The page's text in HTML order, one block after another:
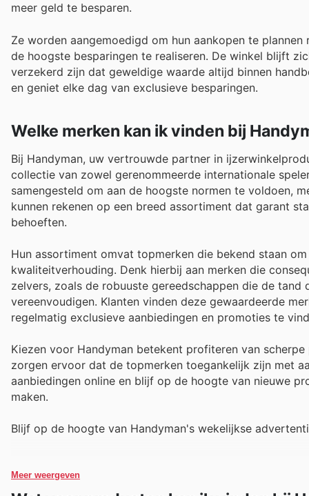
meer geld te besparen.
Ze worden aangemoedigd om hun aankopen te
de hoogste besparingen te realiseren. De winkel blijft
verzekerd zijn dat geweldige waarde altijd binnen
en geniet elke dag van exclusieve besparingen.
Welke merken kan ik vinden bij
Bij Handyman, uw vertrouwde partner in
collectie van zowel gerenommeerde internationale
samengesteld om aan de hoogste normen te voldoen,
kunnen rekenen op een breed assortiment dat garant
behoeften.
Hun assortiment omvat topmerken die bekend staan
kwaliteitverhouding. Denk hierbij aan merken die
zelvers, zoals de robuuste gereedschappen die de
vereenvoudigen. Klanten vinden deze gewaardeerde
regelmatig exclusieve aanbiedingen en promoties te
Kiezen voor Handyman betekent profiteren van
zorgen ervoor dat de topmerken toegankelijk zijn met
aanbiedingen online en blijf op de hoogte van nieuwe
maken.
Blijf op de hoogte van Handyman's wekelijkse
Meer weergeven